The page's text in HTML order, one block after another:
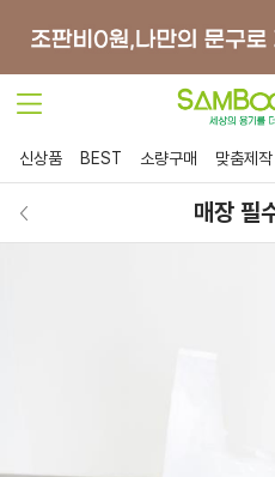
신상품 BEST 소량구매 맞춤제작
매장 필